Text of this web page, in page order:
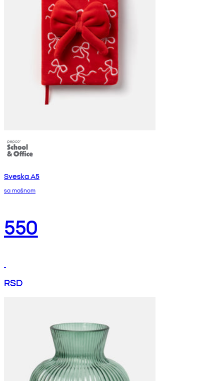
Sveska A5
sa mašnom
550
RSD